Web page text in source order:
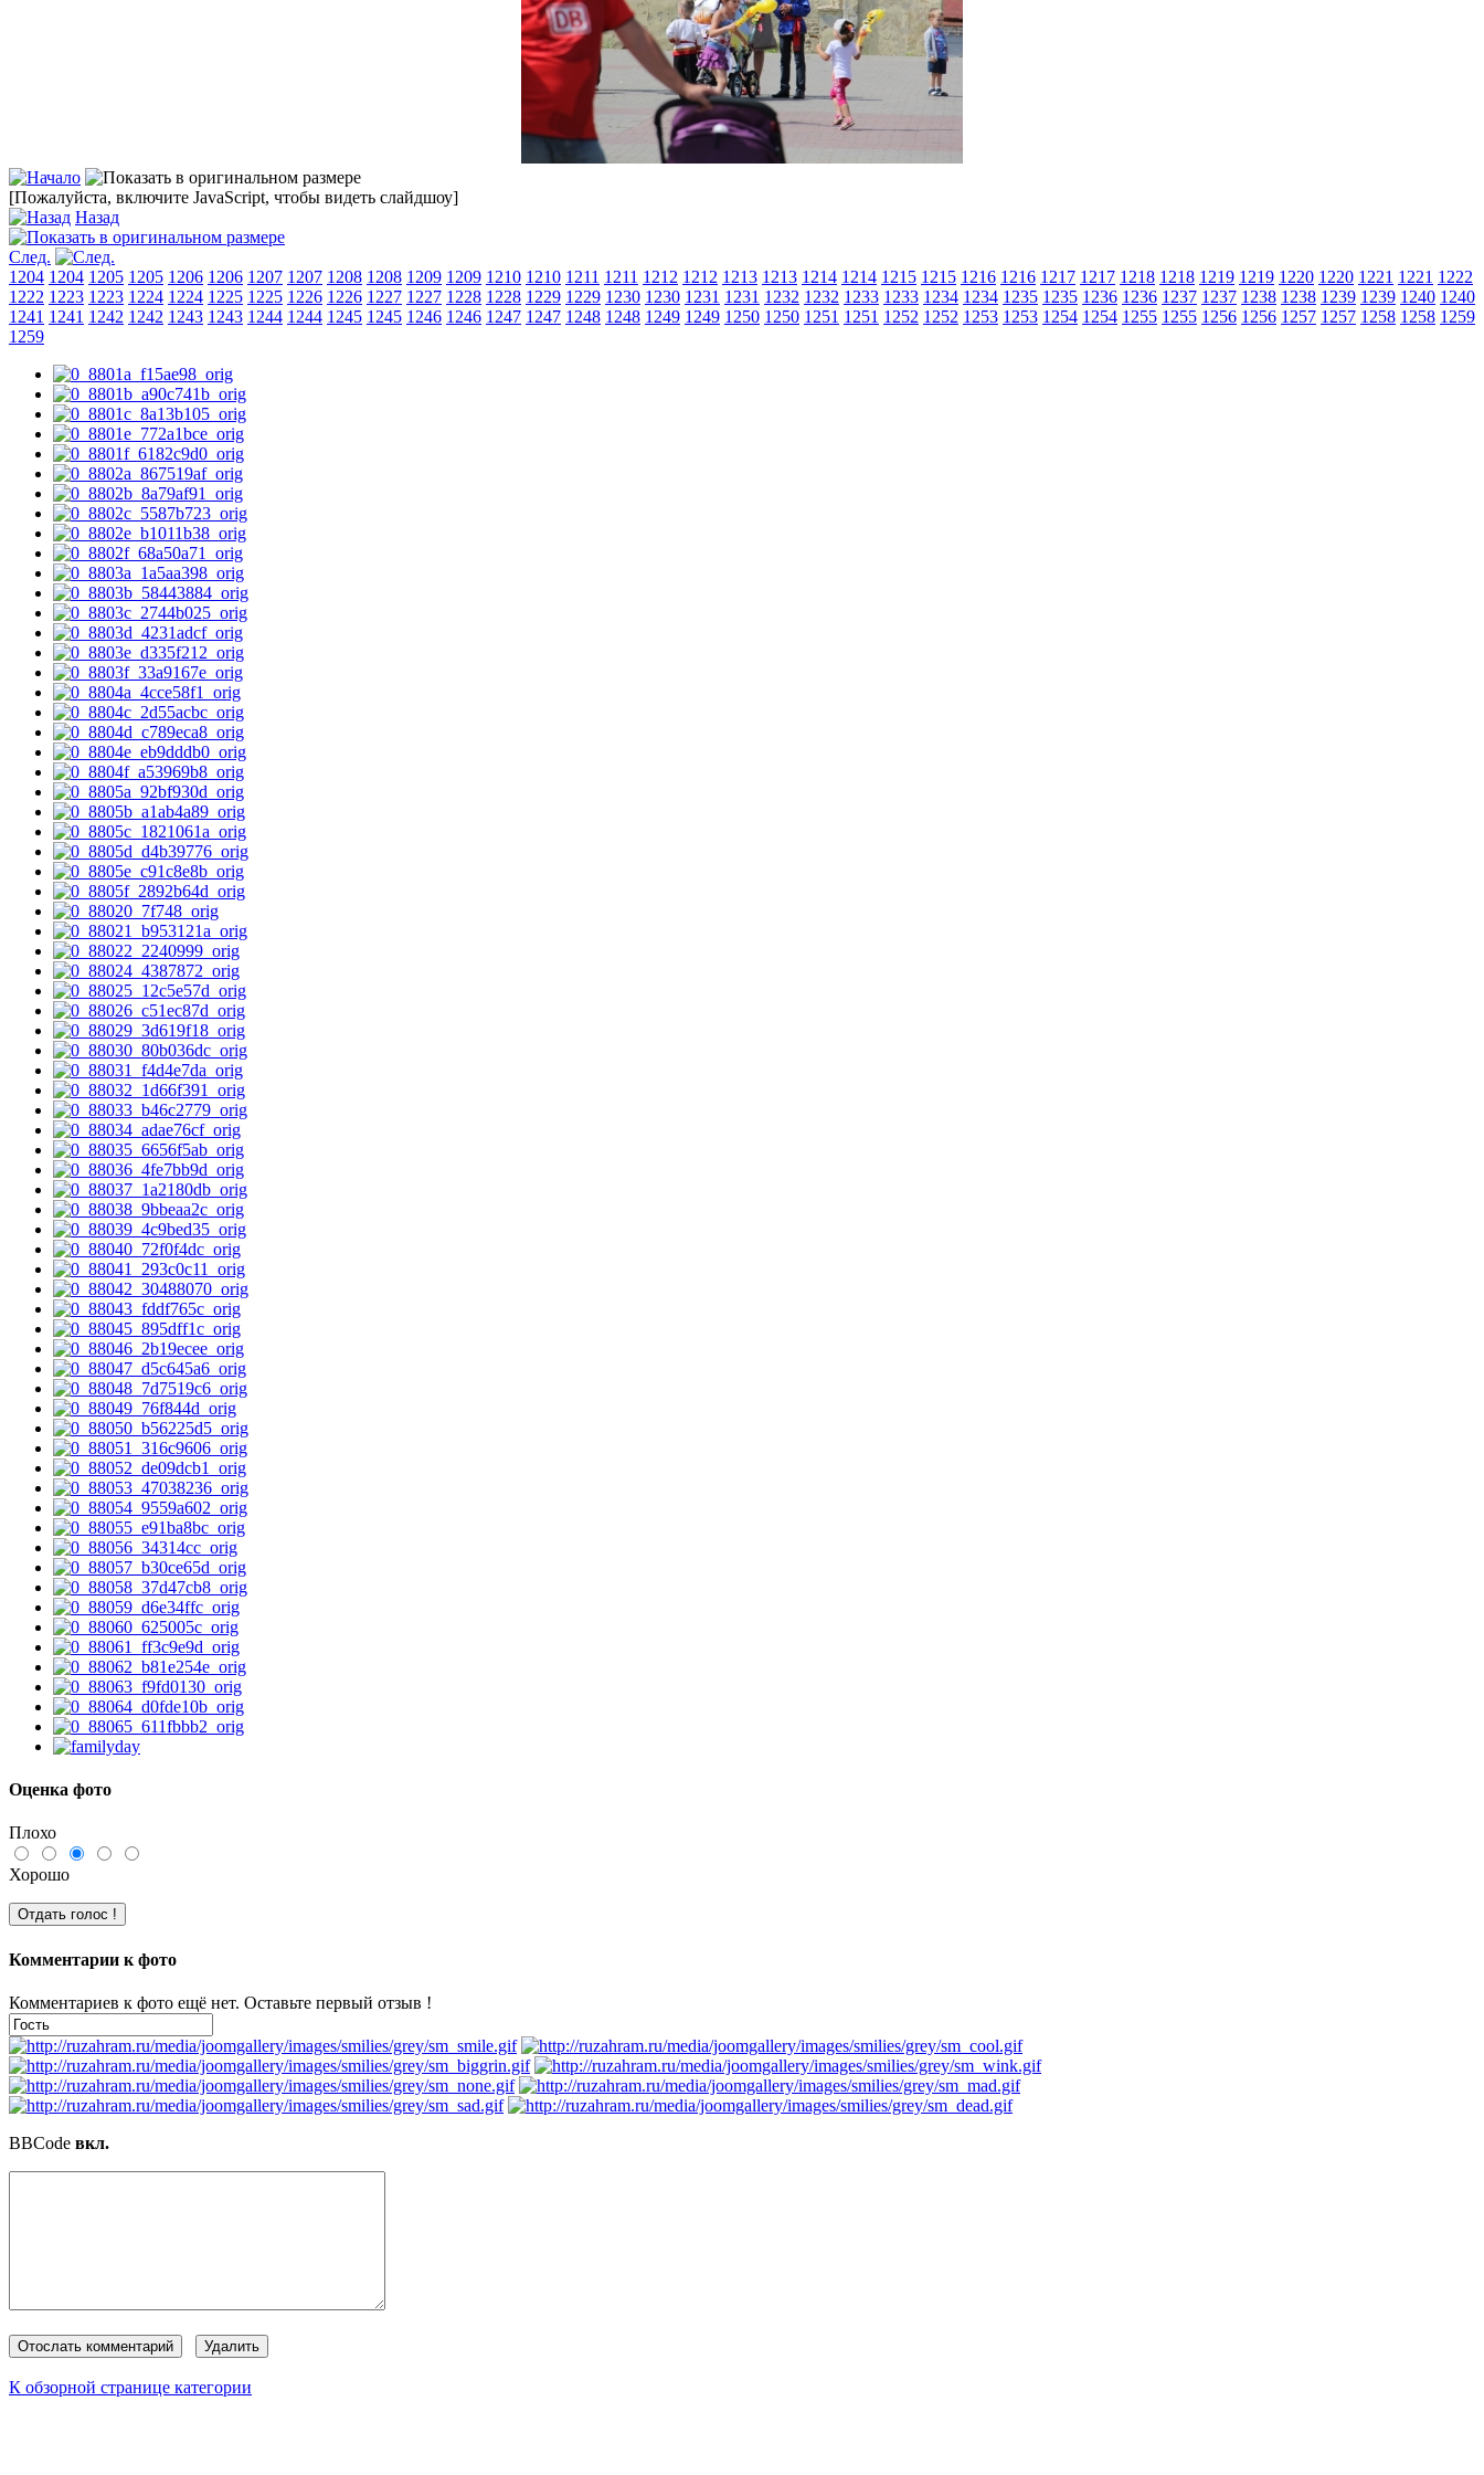
[Пожалуйста, включите JavaScript, чтобы видеть слайдшоу]
Назад
След.
1204 1204 1205 1205 1206 1206 1207 1207 1208 1208 1209 1209 1210 1210 1211 1211 1212 1212 1213 1213 1214 1214 1215 1215 1216 1216 1217 1217 1218 1218 1219 1219 1220 1220 1221 1221 1222
1222 1223 1223 1224 1224 1225 1225 1226 1226 1227 1227 1228 1228 1229 1229 1230 1230 1231 1231 1232 1232 1233 1233 1234 1234 1235 1235 1236 1236 1237 1237 1238 1238 1239 1239 1240 1240
1241 1241 1242 1242 1243 1243 1244 1244 1245 1245 1246 1246 1247 1247 1248 1248 1249 1249 1250 1250 1251 1251 1252 1252 1253 1253 1254 1254 1255 1255 1256 1256 1257 1257 1258 1258 1259
1259
Оценка фото
Плохо
Хорошо
Комментарии к фото
Комментариев к фото ещё нет. Оставьте первый отзыв !
BBCode вкл.
К обзорной странице категории